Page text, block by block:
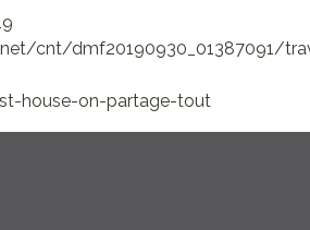
cnt/dmf20190930_01387091/
house-on-partage-tout